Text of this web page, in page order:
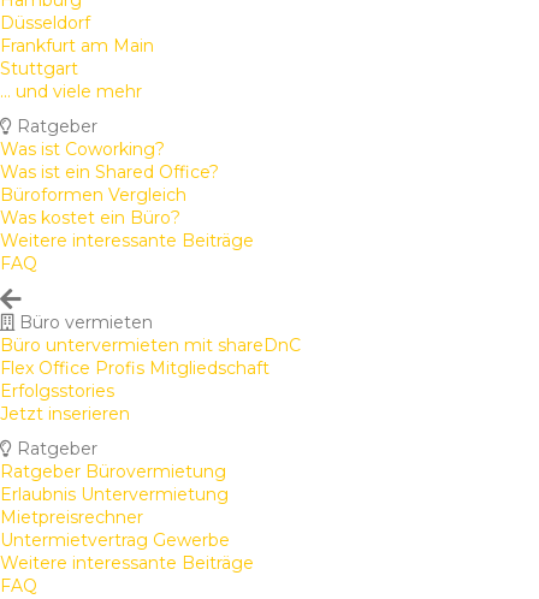
Düsseldorf
Frankfurt am Main
Stuttgart
... und viele mehr
Ratgeber
Was ist Coworking?
Was ist ein Shared Office?
Büroformen Vergleich
Was kostet ein Büro?
Weitere interessante Beiträge
FAQ
Büro vermieten
Büro untervermieten mit shareDnC
Flex Office Profis Mitgliedschaft
Erfolgsstories
Jetzt inserieren
Ratgeber
Ratgeber Bürovermietung
Erlaubnis Untervermietung
Mietpreisrechner
Untermietvertrag Gewerbe
Weitere interessante Beiträge
FAQ